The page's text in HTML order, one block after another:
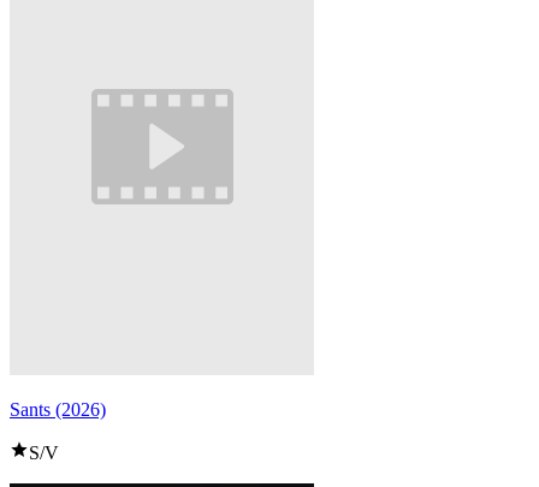
Sants (2026)
S/V